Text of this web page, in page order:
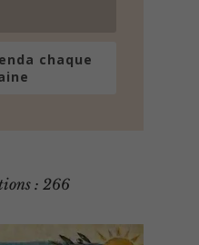
chaque
: 266